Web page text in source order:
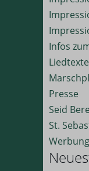
Infos
Liedtexte
Presse
Seid
St.
Werbung
wp-settings-*
wp-settings-time-*
_pk_testcookie*
indem sie
Andere Dienste
Diese Kategorie
nicht in die
eindeutig
borlabs-cookie